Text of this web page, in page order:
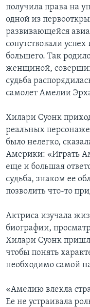
получила права на
одной из
развивающейся
сопутствовали
большего. Так
женщиной,
судьба
самолет Амелии
Хилари Суонк
реальных
было нелегко,
Америки: «Играть
еще и большая
судьба, знаком ее
позволить что-то
Актриса изучала
биографии,
Хилари Суонк
чтобы понять
необходимо самой
«Амелию влекла
Ее не устраивала